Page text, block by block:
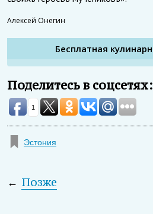
Алексей Онегин
Бесплатная
Поделитесь в соцсетях:
1
Эстония
← Позже